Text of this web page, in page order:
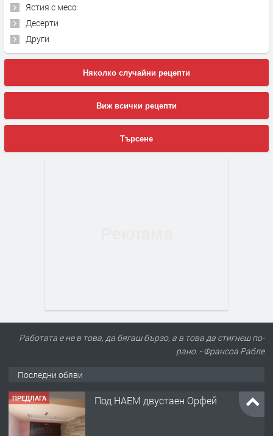
Ястия с месо
Десерти
Други
Няколко случайни рецепти
Виж всички рецепти
Търсене
Работата е не в това, да бягаш бързо, а в това да стигнеш по-
рано. - Франсоа Рабле
Последни обяви
ПРЕДЛАГА
Нов апартамент на ул. Липа до